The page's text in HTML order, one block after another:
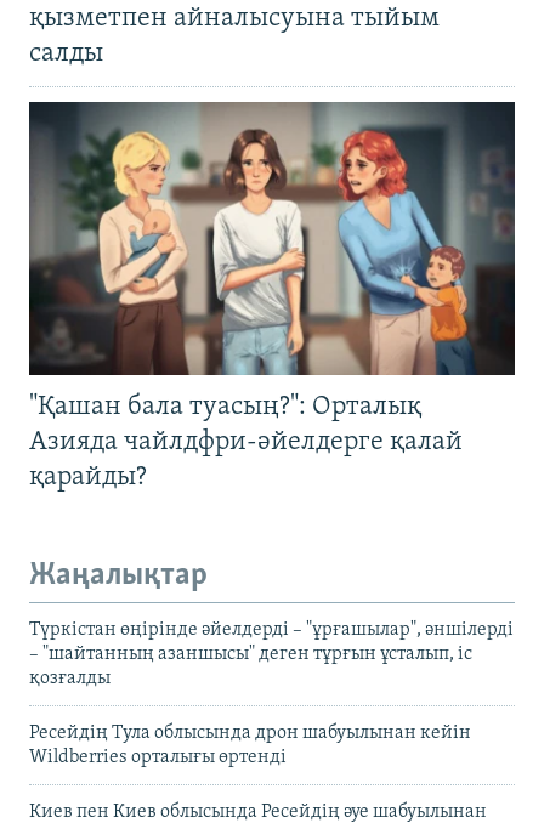
қызметпен айналысуына тыйым
салды
"Қашан бала туасың?": Орталық
Азияда чайлдфри-әйелдерге қалай
қарайды?
Жаңалықтар
Түркістан өңірінде әйелдерді – "ұрғашылар", әншілерді
– "шайтанның азаншысы" деген тұрғын ұсталып, іс
қозғалды
Ресейдің Тула облысында дрон шабуылынан кейін
Wildberries орталығы өртенді
Киев пен Киев облысында Ресейдің әуе шабуылынан